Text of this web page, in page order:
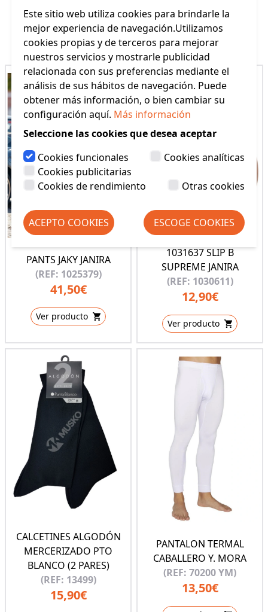
Productos Relacionados
PANTS JAKY JANIRA
(REF: 1025379)
41,50€
Ver producto
1031637 SLIP B
SUPREME JANIRA
(REF: 1030611)
12,90€
Ver producto
CALCETINES ALGODÓN
MERCERIZADO PTO
BLANCO (2 PARES)
(REF: 13499)
15,90€
PANTALON TERMAL
CABALLERO Y. MORA
(REF: 70200 YM)
13,50€
Este sitio web utiliza cookies para brindarle la
mejor experiencia de navegación.Utilizamos
cookies propias y de terceros para mejorar
nuestros servicios y mostrarle publicidad
relacionada con sus preferencias mediante el
análisis de sus hábitos de navegación. Puede
obtener más información, o bien cambiar su
configuración aquí. Más información
Seleccione las cookies que desea aceptar
Cookies funcionales
Cookies analíticas
Cookies publicitarias
Cookies de rendimiento
Otras cookies
ACEPTO COOKIES ESCOGE COOKIES